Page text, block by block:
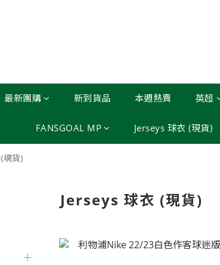
最新團購 新到貨品 本週熱賣 英超
FANSGOAL MP Jerseys 球衣 (現貨)
現貨)
Jerseys 球衣 (現貨)